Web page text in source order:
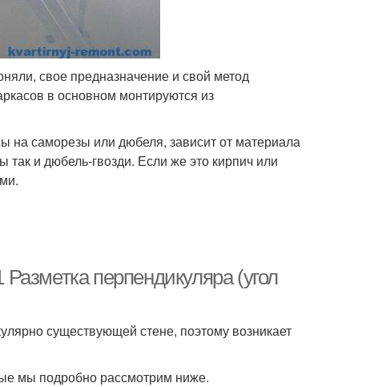
свое предназначение и свой метод
в основном монтируются из
на саморезы или дюбеля, зависит от материала
так и дюбель-гвозди. Если же это кирпич или
Разметка перпендикуляра (угол
существующей стене, поэтому возникает
мы подробно рассмотрим ниже.